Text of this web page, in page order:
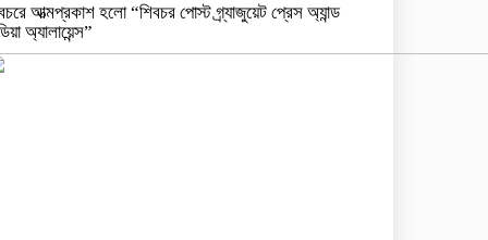
আত্মপ্রকাশ হলো “শিবচর পোস্ট গ্র্যাজুয়েট প্রেস অ্যান্ড
অ্যালায়েন্স”